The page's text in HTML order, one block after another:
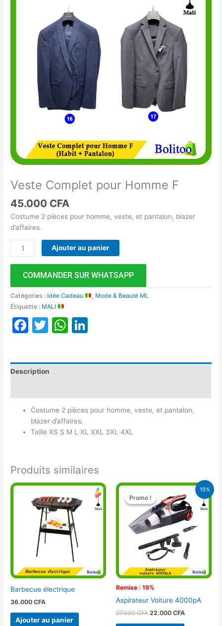
Veste Complet pour Homme F
45.000 CFA
Costume 2 pièces pour homme, veste, et pantalon, blazer
d’affaires.
Ajouter au panier
COMMANDER SUR WHATSAPP
Catégories : Idée Cadeau
Mode & Beauté ML
Étiquette : MALI
Facebook
TwitterWhatsApp
Description
Costume 2 pièces pour homme, veste, et pantalon,
blazer d’affaires.
Taille XS S M L XL XXL 3XL 4XL
Produits similaires
Barbecue électrique
36.000CFA
Ajouter au panier
19%
Promo !
Remise : 19%
Promo !
Aspirateur Voiture 4000pA
27.000CFA
Le
prix
initial
était :
27.000 CFA.
22.000 CFA
Le
prix
actuel
est :
22.000 CFA.